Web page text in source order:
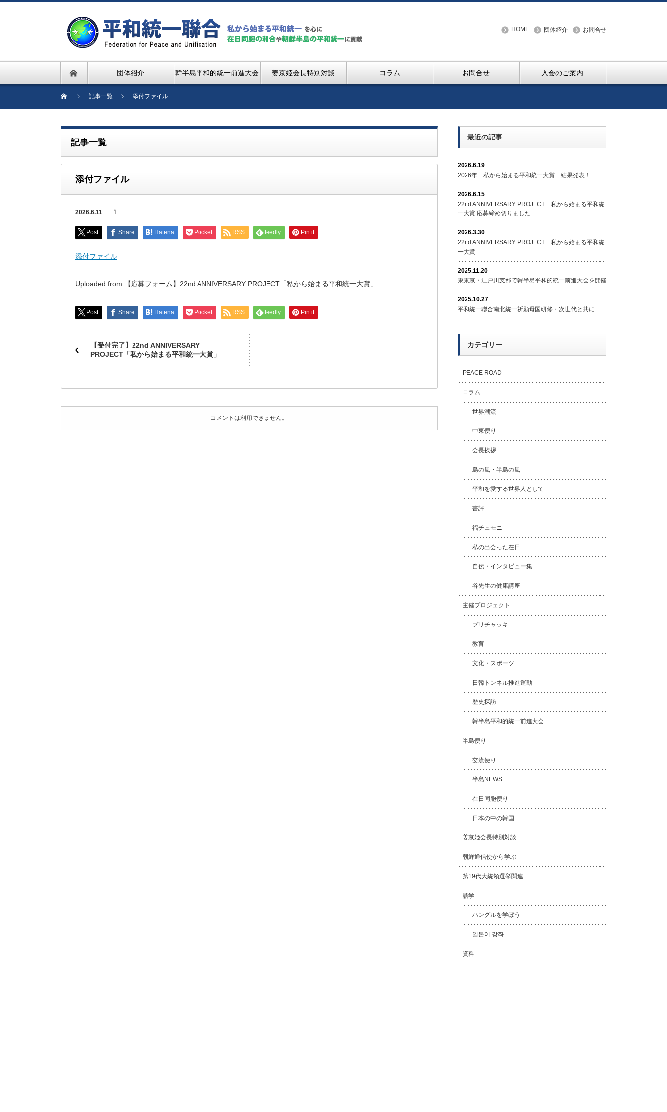
HOME 団体紹介 お問合せ
団体紹介 韓半島平和的統一前進大会 姜京姫会長特別対談 コラム お問合せ 入会のご案内
記事一覧 添付ファイル
記事一覧
添付ファイル
2026.6.11
Post Share Hatena Pocket RSS feedly Pin it
添付ファイル
Uploaded from 【応募フォーム】22nd ANNIVERSARY PROJECT「私から始まる平和統一大賞」
Post Share Hatena Pocket RSS feedly Pin it
【受付完了】22nd ANNIVERSARY
PROJECT「私から始まる平和統一大賞」
コメントは利用できません。
最近の記事
2026.6.19
2026年 私から始まる平和統一大賞 結果発表！
2026.6.15
22nd ANNIVERSARY PROJECT 私から始まる平和統
一大賞 応募締め切りました
2026.3.30
22nd ANNIVERSARY PROJECT 私から始まる平和統
一大賞
2025.11.20
東東京・江戸川支部で韓半島平和的統一前進大会を開催
2025.10.27
平和統一聯合南北統一祈願母国研修・次世代と共に
カテゴリー
PEACE ROAD
コラム
世界潮流
中東便り
会長挨拶
島の風・半島の風
平和を愛する世界人として
書評
福チュモニ
私の出会った在日
自伝・インタビュー集
谷先生の健康講座
主催プロジェクト
プリチャッキ
教育
文化・スポーツ
日韓トンネル推進運動
歴史探訪
韓半島平和的統一前進大会
半島便り
交流便り
半島NEWS
在日同胞便り
日本の中の韓国
姜京姫会長特別対談
朝鮮通信使から学ぶ
第19代大統領選挙関連
語学
ハングルを学ぼう
일본어 강좌
資料